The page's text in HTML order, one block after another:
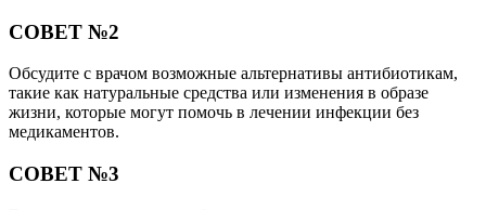
СОВЕТ №2
Обсудите с врачом возможные альтернативы антибиотикам,
такие как натуральные средства или изменения в образе
жизни, которые могут помочь в лечении инфекции без
медикаментов.
СОВЕТ №3